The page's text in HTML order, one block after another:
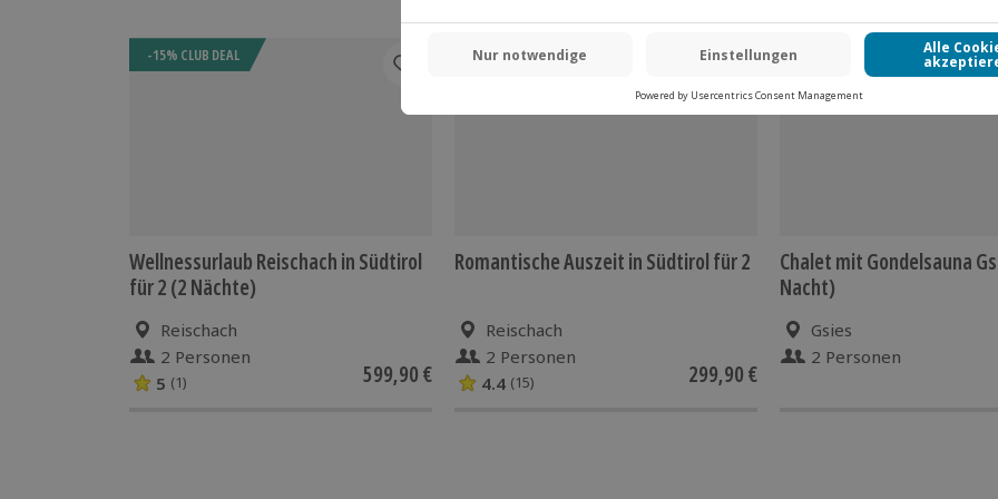
-15% CLUB DEAL
Wellnessurlaub Reischach in Südtirol
für 2 (2 Nächte)
Reischach
2 Personen
5 (1) 599,90 €
-15% CLUB DEAL
Romantische Auszeit in Südtirol für 2
Reischach
2 Personen
4.4 (15) 299,90 €
Chalet mit Gondelsauna
Nacht)
Gsies
2 Personen